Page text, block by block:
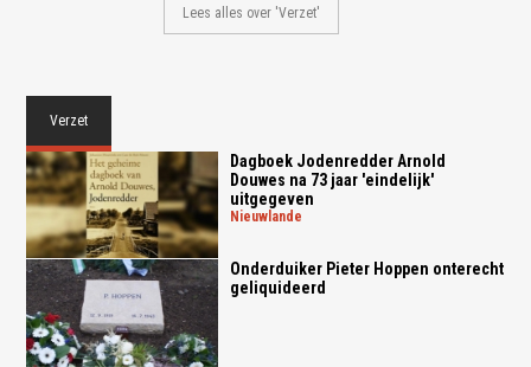
Lees alles over 'Verzet'
Verzet
Dagboek Jodenredder Arnold
Douwes na 73 jaar 'eindelijk'
uitgegeven
nieuwlande
Onderduiker Pieter Hoppen onterecht
geliquideerd